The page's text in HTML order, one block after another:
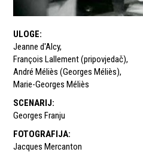
ULOGE:
Jeanne d'Alcy,
François Lallement (pripovjedač),
André Méliès (Georges Méliès),
Marie-Georges Méliès
SCENARIJ:
Georges Franju
FOTOGRAFIJA:
Jacques Mercanton